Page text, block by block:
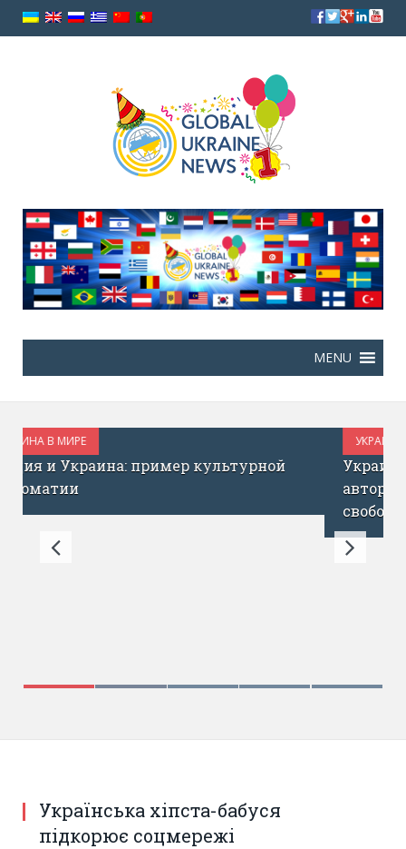
УКРАИНА В МИРЕ
ОКТЯБРЬ 18, 2017
Украина не должна содействовать
авторитарным странам в угнетении
свободы выражения
Українська хіпста-бабуся
підкорює соцмережі